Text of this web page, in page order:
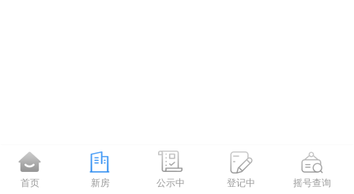
首页 新房 公示中 登记中 摇号查询